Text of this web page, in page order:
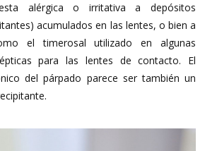
alérgica o irritativa a depósitos
acumulados en las lentes, o bien a
el timerosal utilizado en algunas
para las lentes de contacto. El
del párpado parece ser también un